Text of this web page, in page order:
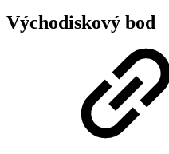
Východiskový bod